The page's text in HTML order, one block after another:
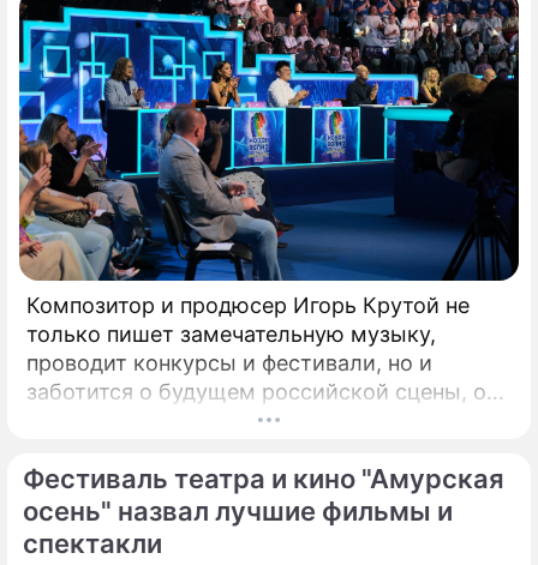
настолько живописно, что его окрестности
часто становятся натурой для съемок
фильмов.
Композитор и продюсер Игорь Крутой не
только пишет замечательную музыку,
проводит конкурсы и фестивали, но и
заботится о будущем российской сцены, о
том, кто будет петь завтра. Именно для
"Детская Новая волна". Его задачи –
предоставлять юным артистам
возможность заявить о своём вокальном
Фестиваль театра и кино "Амурская
осень" назвал лучшие фильмы и
спектакли